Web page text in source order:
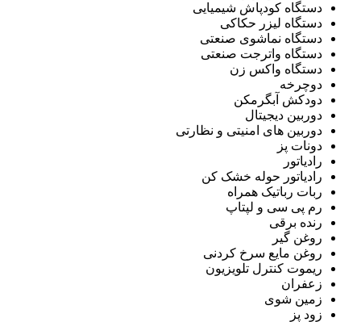
دستگاه کودپاش شیمیایی
دستگاه لیزر حکاکی
دستگاه نماشوی صنعتی
دستگاه واترجت صنعتی
دستگاه واکس زن
دوچرخه
دودکش آبگرمکن
دوربین دیجیتال
دوربین های امنیتی و نظارتی
دونات پز
رادیاتور
رادیاتور حوله خشک کن
ربات رباتیک همراه
رم پی سی و لپتاپ
رنده برقی
روغن گیر
روغن مایع سرخ کردنی
ریموت کنترل تلویزیون
زعفران
زمین شوی
زود پز